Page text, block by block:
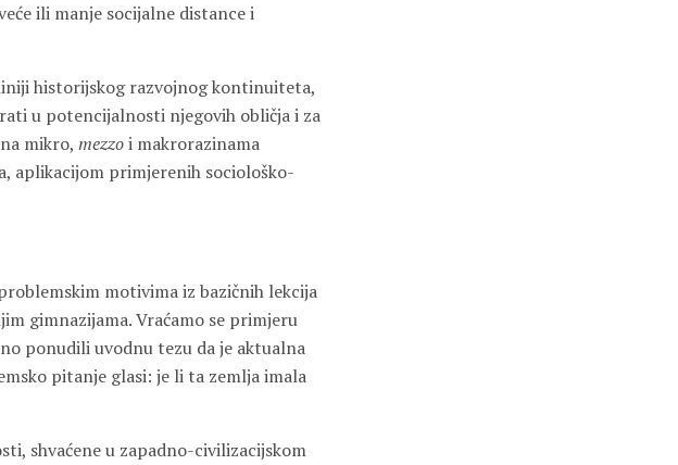
ili manje socijalne distance i
historijskog razvojnog kontinuiteta,
u potencijalnosti njegovih obličja i za
mikro, mezzoi makrorazinama
aplikacijom primjerenih sociološko-
motivima iz bazičnih lekcija
gimnazijama. Vraćamo se primjeru
ponudili uvodnu tezu da je aktualna
pitanje glasi: je li ta zemlja imala
shvaćene u zapadno-civilizacijskom